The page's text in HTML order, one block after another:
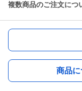
複数商品のご注文につ
商品